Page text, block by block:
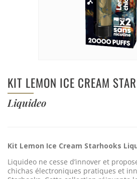
KIT LEMON ICE CREAM
Liquideo
Kit Lemon Ice Cream Starhooks
Liquideo ne cesse d’innover et
chichas électroniques pratiques et